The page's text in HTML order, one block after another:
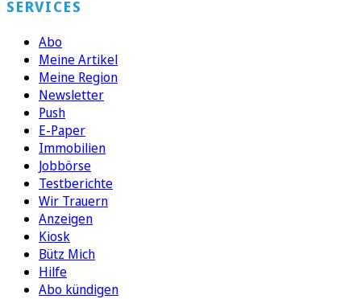
SERVICES
Abo
Meine Artikel
Meine Region
Newsletter
Push
E-Paper
Immobilien
Jobbörse
Testberichte
Wir Trauern
Anzeigen
Kiosk
Bütz Mich
Hilfe
Abo kündigen